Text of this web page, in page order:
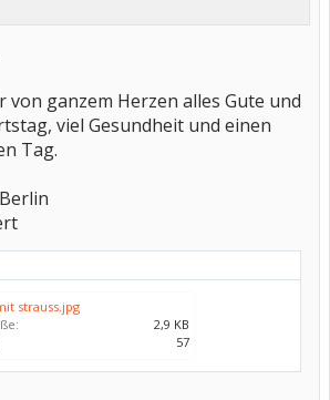
von ganzem Herzen alles Gute und
viel Gesundheit und einen
Tag.
strauss.jpg
2,9 KB
57